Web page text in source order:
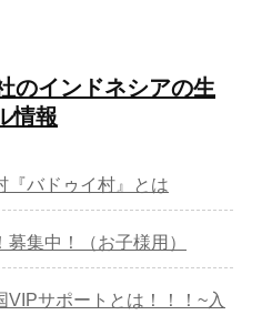
のインドネシアの生
情報
『バドゥイ村』とは
集中！（お子様用）
VIPサポートとは！！！~入